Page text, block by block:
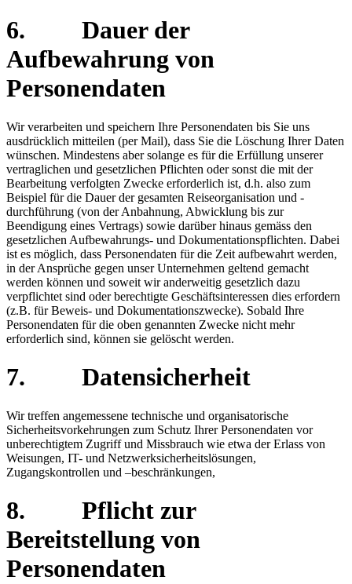
6. Dauer der
Aufbewahrung von
Personendaten
Wir verarbeiten und speichern Ihre Personendaten bis Sie uns
ausdrücklich mitteilen (per Mail), dass Sie die Löschung Ihrer Daten
wünschen. Mindestens aber solange es für die Erfüllung unserer
vertraglichen und gesetzlichen Pflichten oder sonst die mit der
Bearbeitung verfolgten Zwecke erforderlich ist, d.h. also zum
Beispiel für die Dauer der gesamten Reiseorganisation und -
durchführung (von der Anbahnung, Abwicklung bis zur
Beendigung eines Vertrags) sowie darüber hinaus gemäss den
gesetzlichen Aufbewahrungs- und Dokumentationspflichten. Dabei
ist es möglich, dass Personendaten für die Zeit aufbewahrt werden,
in der Ansprüche gegen unser Unternehmen geltend gemacht
werden können und soweit wir anderweitig gesetzlich dazu
verpflichtet sind oder berechtigte Geschäftsinteressen dies erfordern
(z.B. für Beweis- und Dokumentationszwecke). Sobald Ihre
Personendaten für die oben genannten Zwecke nicht mehr
erforderlich sind, können sie gelöscht werden.
7. Datensicherheit
Wir treffen angemessene technische und organisatorische
Sicherheitsvorkehrungen zum Schutz Ihrer Personendaten vor
unberechtigtem Zugriff und Missbrauch wie etwa der Erlass von
Weisungen, IT- und Netzwerksicherheitslösungen,
Zugangskontrollen und –beschränkungen,
8. Pflicht zur
Bereitstellung von
Personendaten